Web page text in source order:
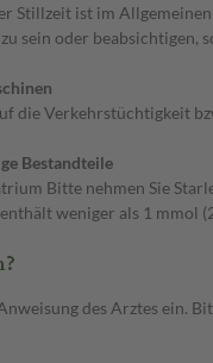
Stillzeit ist im
sein oder beabsichtigen,
die Verkehrstüchtigkeit
Bestandteile
Bitte nehmen Sie
weniger als 1 mmol
des Arztes ein.